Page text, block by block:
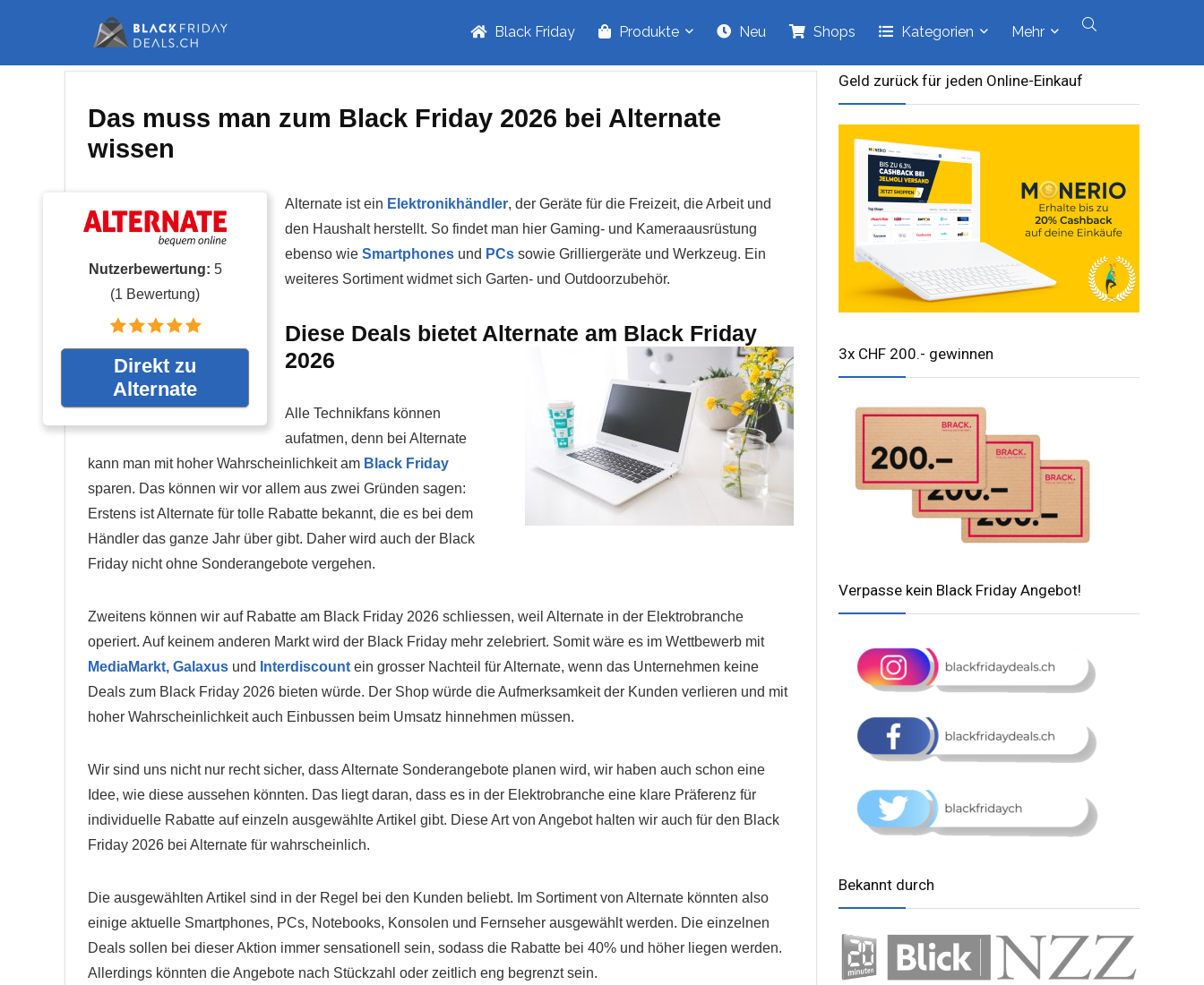
Black Friday Produkte Neu Shops Kategorien Mehr
Das muss man zum Black Friday 2026 bei Alternate
wissen
Nutzerbewertung: 5
(1 Bewertung)
Direkt zu
Alternate
Alternate ist ein Elektronikhändler, der Geräte für die Freizeit, die Arbeit und
den Haushalt herstellt. So findet man hier Gaming- und Kameraausrüstung
ebenso wie Smartphones und PCs sowie Grilliergeräte und Werkzeug. Ein
weiteres Sortiment widmet sich Garten- und Outdoorzubehör.
Diese Deals bietet Alternate am Black Friday
2026
Alle Technikfans können
aufatmen, denn bei Alternate
kann man mit hoher Wahrscheinlichkeit am Black Friday
sparen. Das können wir vor allem aus zwei Gründen sagen:
Erstens ist Alternate für tolle Rabatte bekannt, die es bei dem
Händler das ganze Jahr über gibt. Daher wird auch der Black
Friday nicht ohne Sonderangebote vergehen.
Zweitens können wir auf Rabatte am Black Friday 2026 schliessen, weil Alternate in der Elektrobranche
operiert. Auf keinem anderen Markt wird der Black Friday mehr zelebriert. Somit wäre es im Wettbewerb mit
MediaMarkt, Galaxus und Interdiscount ein grosser Nachteil für Alternate, wenn das Unternehmen keine
Deals zum Black Friday 2026 bieten würde. Der Shop würde die Aufmerksamkeit der Kunden verlieren und mit
hoher Wahrscheinlichkeit auch Einbussen beim Umsatz hinnehmen müssen.
Wir sind uns nicht nur recht sicher, dass Alternate Sonderangebote planen wird, wir haben auch schon eine
Idee, wie diese aussehen könnten. Das liegt daran, dass es in der Elektrobranche eine klare Präferenz für
individuelle Rabatte auf einzeln ausgewählte Artikel gibt. Diese Art von Angebot halten wir auch für den Black
Friday 2026 bei Alternate für wahrscheinlich.
Die ausgewählten Artikel sind in der Regel bei den Kunden beliebt. Im Sortiment von Alternate könnten also
einige aktuelle Smartphones, PCs, Notebooks, Konsolen und Fernseher ausgewählt werden. Die einzelnen
Deals sollen bei dieser Aktion immer sensationell sein, sodass die Rabatte bei 40% und höher liegen werden.
Allerdings könnten die Angebote nach Stückzahl oder zeitlich eng begrenzt sein.
Geld zurück für jeden Online-Einkauf
3x CHF 200.- gewinnen
Verpasse kein Black Friday Angebot!
Bekannt durch